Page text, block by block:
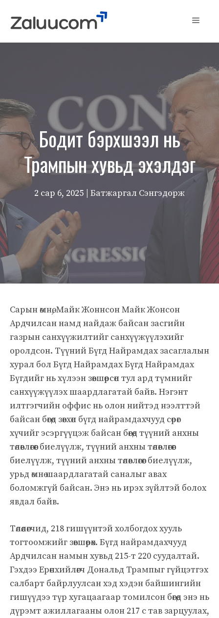
Menu
Бодит бэрхшээл нь
Трампын хувьд эхэлдэг
2 сар 6, 2025 | Батжаргал Сэнгэдорж
Сарын өмнө, Майк Жоннсон Майк Жонсон
Ардчилсан намд найдаж байсан засгийн
газрын санхүүжилтийг санхүүжүүлэхийг
оролдсон. Түүний Бүгд Найрамдах засаглалын
хурал бол Бүгд Найрамдах Бүгд Найрамдах
Бүгдийг нь хүлээн зөвшөөрсөн тул ард түмнийг
санхүүжүүлэх шаардлагатай байв. Нэгэнт
илтгэгчийн оффис нь олон нийтэд нээлттэй
байсан бөгөөд зөвхөн бүгд найрамдахчууд сөрөг
хүчийг эсэргүүцэж байсан бөгөөд түүний анхны
төлөвлөгөөг биелүүлж, түүний анхны төлөвлөгөөг
биелүүлж, түүний анхны төлөвлөгөөг биелүүлж,
урьд өмнө шаардлагатай саналыг авах
боломжгүй байсан. Энэ нь ирэх зүйлтэй болох
явдал байв.
Төлөөлөгчид, 218 гишүүнтэй холбогдох хууль
тогтоомжийг зөвшөөрөх. Бүгд найрамдахчууд
Ардчилсан намын хувьд 215-т 220 суудалтай.
Гэхдээ Ерөнхийлөгч Дональд Трампыг гүйцэтгэх
салбарт байрлуулсан хэд хэдэн байшингийн
гишүүдээ түр хугацаагаар томилсон бөгөөд энэ нь
дүрэмт ажиллагааны олон 217 с тав зарцуулах,